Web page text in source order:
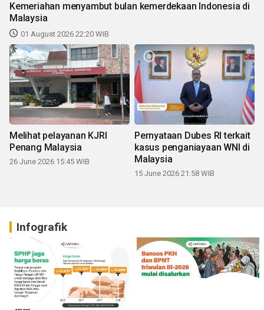
Kemeriahan menyambut bulan kemerdekaan Indonesia di
Malaysia
01 August 2026 22:20 WIB
Melihat pelayanan KJRI
Penang Malaysia
26 June 2026 15:45 WIB
Pernyataan Dubes RI terkait
kasus penganiayaan WNI di
Malaysia
15 June 2026 21:58 WIB
Infografik